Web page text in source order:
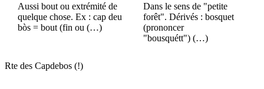
Aussi bout ou extrémité de
quelque chose. Ex : cap deu
bòs = bout (fin ou (…)
Dans le sens de "petite
forêt". Dérivés : bosquet
(prononcer
"bousquétt") (…)
Rte des Capdebos (!)